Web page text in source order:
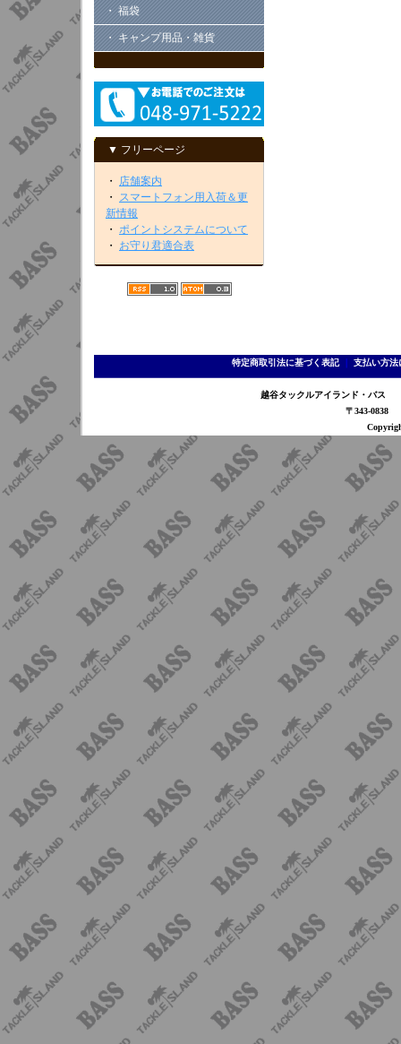
・ 福袋
・ キャンプ用品・雑貨
▼ フリーページ
・ 店舗案内
・ スマートフォン用入荷＆更
新情報
・ ポイントシステムについて
・ お守り君適合表
特定商取引法に基づく表記｜ 支払い方法
越谷タックルアイランド・バ
〒343-0838